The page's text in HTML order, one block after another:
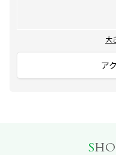
大
ア
S